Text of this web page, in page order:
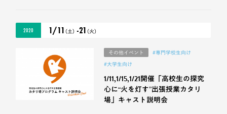
2020 1/11 （土） -21 （火）
その他イベント #専門学校生向け
#大学生向け
1/11,1/15,1/21開催「高校生の探究
心に“火を灯す”出張授業カタリ
場」キャスト説明会